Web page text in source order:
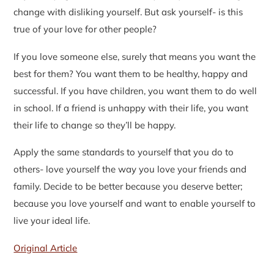
change with disliking yourself. But ask yourself- is this
true of your love for other people?
If you love someone else, surely that means you want the
best for them? You want them to be healthy, happy and
successful. If you have children, you want them to do well
in school. If a friend is unhappy with their life, you want
their life to change so they’ll be happy.
Apply the same standards to yourself that you do to
others- love yourself the way you love your friends and
family. Decide to be better because you deserve better;
because you love yourself and want to enable yourself to
live your ideal life.
Original Article